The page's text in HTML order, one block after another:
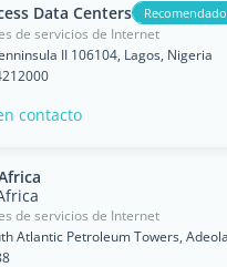
Data Centers Recomendado
de servicios de Internet
II 106104, Lagos, Nigeria
contacto
de servicios de Internet